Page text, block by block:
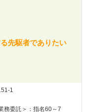
先駆者でありたい
1
務委託＞：指名60～7